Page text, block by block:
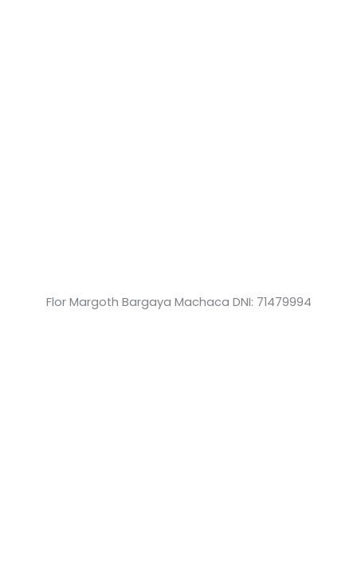
Flor Margoth Bargaya Machaca DNI: 71479994